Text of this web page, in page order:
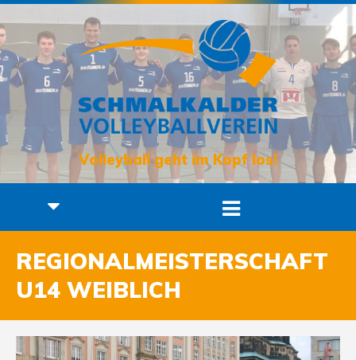
Volleyball geht im Kopf los!
REGIONALMEISTERSCHAFT
U14 WEIBLICH